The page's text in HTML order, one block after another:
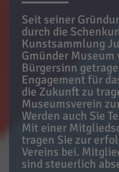
Seit seiner
durch die
Kunstsammlung
Gmünder
Bürgersinn
Engagement für
die Zukunft zu
Museumsverein
Werden auch Sie
Mit einer
tragen Sie zur
Vereins bei.
sind steuerlich